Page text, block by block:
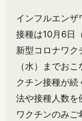
インフルエンザ
接種は10月6日
新型コロナワ
（水）までお
クチン接種が
法や接種人数を
ワクチンのみ